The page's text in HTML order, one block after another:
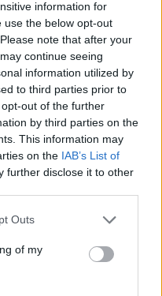
information for
use the below opt-out
note that after your
continue seeing
information utilized by
to third parties prior to
out of the further
by third parties on the
This information may
on the IAB’s List of
further disclose it to other
one or more Google
You may click to
its third-party tags to
in below Google
Outs
of my
Ομάν συμφώνησαν
διέλευσης των